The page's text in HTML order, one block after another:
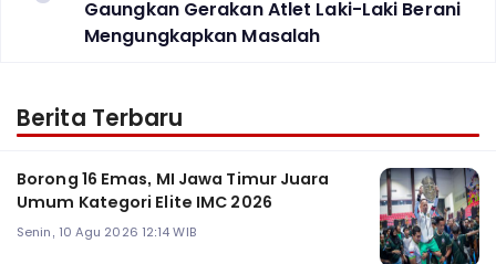
Gaungkan Gerakan Atlet Laki-Laki Berani
Mengungkapkan Masalah
Berita Terbaru
Borong 16 Emas, MI Jawa Timur Juara
Umum Kategori Elite IMC 2026
Senin, 10 Agu 2026 12:14 WIB